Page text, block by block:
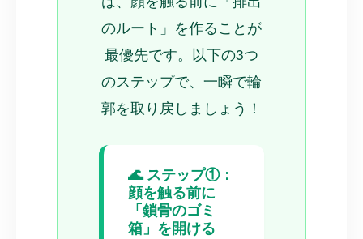
のルート」を作ることが
最優先です。以下の3つ
のステップで、一瞬で輪
郭を取り戻しましょう！
🌊 ステップ①：
顔を触る前に
「鎖骨のゴミ
箱」を開ける